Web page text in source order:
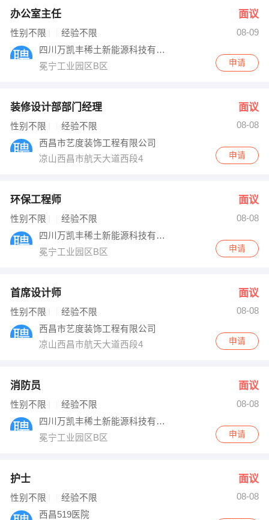
出纳
编辑
跟单
其他职位
办公室主任 面议
性别不限 经验不限
08-09
四川万凯丰稀土新能源科技有限公司
冕宁工业园区B区
申请
装修设计部部门经理 面议
性别不限 经验不限
08-08
西昌市艺度装饰工程有限公司
凉山西昌市航天大道西段4
申请
环保工程师 面议
性别不限 经验不限
08-08
四川万凯丰稀土新能源科技有限公司
冕宁工业园区B区
申请
首席设计师 面议
性别不限 经验不限
08-08
西昌市艺度装饰工程有限公司
凉山西昌市航天大道西段4
申请
消防员 面议
性别不限 经验不限
08-08
四川万凯丰稀土新能源科技有限公司
冕宁工业园区B区
申请
护士 面议
性别不限 经验不限
08-08
西昌519医院